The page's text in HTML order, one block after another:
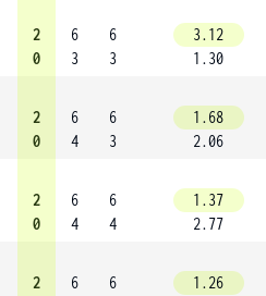
2
0
6
3
6
3
3.12
1.30
2
0
6
4
6
3
1.68
2.06
2
0
6
4
6
4
1.37
2.77
2
6
6
1.26